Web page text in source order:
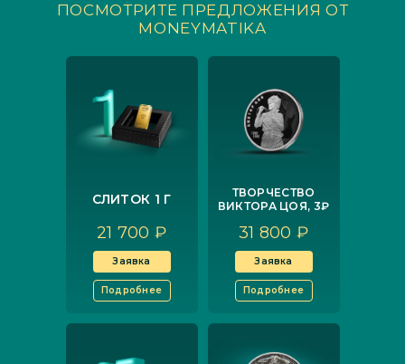
ПОСМОТРИТЕ ПРЕДЛОЖЕНИЯ ОТ
MONEYMATIKA
СЛИТОК 1 Г
21 700 ₽
Заявка
Подробнее
ТВОРЧЕСТВО
ВИКТОРА ЦОЯ, 3₽
31 800 ₽
Заявка
Подробнее